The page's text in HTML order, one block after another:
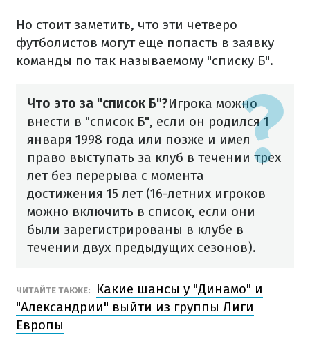
Но стоит заметить, что эти четверо
футболистов могут еще попасть в заявку
команды по так называемому "списку Б".
Что это за "список Б"?Игрока можно
внести в "список Б", если он родился 1
января 1998 года или позже и имел
право выступать за клуб в течении трех
лет без перерыва с момента
достижения 15 лет (16-летних игроков
можно включить в список, если они
были зарегистрированы в клубе в
течении двух предыдущих сезонов).
ЧИТАЙТЕ ТАКЖЕ:
Какие шансы у "Динамо" и
"Александрии" выйти из группы Лиги
Европы